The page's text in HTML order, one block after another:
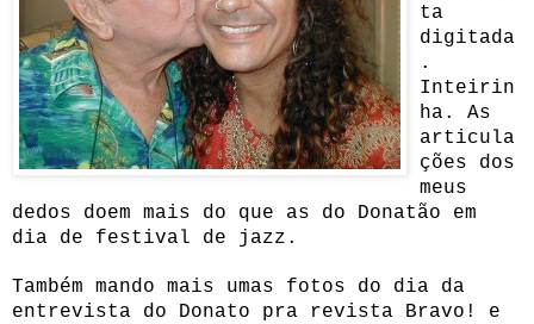
ta
digitada
.
Inteirin
ha. As
articula
ções dos
meus
dedos doem mais do que as do Donatão em
dia de festival de jazz.
Também mando mais umas fotos do dia da
entrevista do Donato pra revista Bravo! e